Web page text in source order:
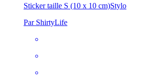
Sticker taille S (10 x 10 cm)Stylo
Par ShirtyLife